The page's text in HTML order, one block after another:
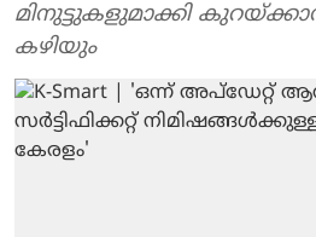
മിനുട്ടുകളുമാക്കി
കഴിയും